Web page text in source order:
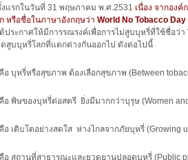
งแรกในวันที่ 31 พฤษภาคม พ.ศ.2531 เนื่อง จากอง
หรือชื่อในภาษาอังกฤษว่า World No Tobacco Day
ประกาศให้มีการรณรงค์เพื่อการไม่สูบบุหรี่ที่ใช้ชื่อ
สูบบุหรี่โลกที่แตกต่างกันออกไป ดังต่อไปนี้
คือ บุหรี่หรือสุขภาพ ต้องเลือกสุขภาพ (Between
คือ พิษของบุหรี่ต่อสตรี ยิ่งมีมากกว่าบุรุษ (Women
คือ เติบโตอย่างสดใส ห่างไกลจากภัยบุหรี่ (Growing
คือ สถานที่สาธารณะและยวดยานปลอดบุหรี่ (Public